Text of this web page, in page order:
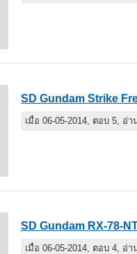
SD Gundam Strike
เมื่อ 06-05-2014, ตอบ 5, อ่า
SD Gundam RX-78-
เมื่อ 06-05-2014, ตอบ 4, อ่า